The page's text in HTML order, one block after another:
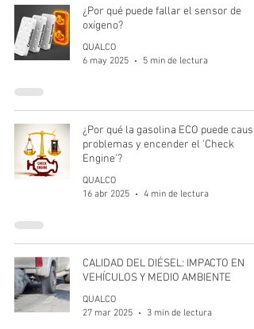
¿Por qué puede fallar el sensor de
oxígeno?
QUALCO
6 may 2025
5 min de lectura
¿Por qué la gasolina ECO puede
problemas y encender el 'Check
Engine'?
QUALCO
16 abr 2025
4 min de lectura
CALIDAD DEL DIÉSEL: IMPACTO EN
VEHÍCULOS Y MEDIO AMBIENTE
QUALCO
27 mar 2025
3 min de lectura